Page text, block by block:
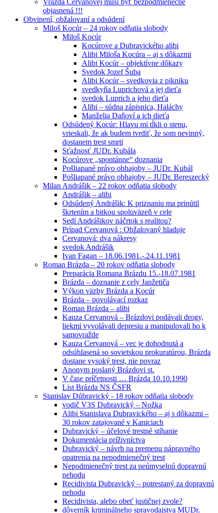
objasnená !!!
Obvinení, obžalovaní a odsúdení
Miloš Kocúr – 24 rokov odňatia slobody
Miloš Kocúr
Kocúrove a Dubravického alibi
Alibi Miloša Kocúra – aj s dôkazmi
Alibi Kocúr – objektívne dôkazy
Svedok Jozef Šuba
Alibi Kocúr – svedkovia z pikniku
svedkyňa Luprichová a jej dieťa
svedok Luprich a jeho dieťa
Alibi – súdna zápisnica, Haláchy
Manželia Daňoví a ich dieťa
Odsúdený Kocúr: Hlavu mi tĺkli o stenu,
vrieskali, že ak budem tvrdiť, že som nevinný,
dostanem trest smrti
Sťažnosť JUDr. Kubála
Kocúrove „spontánne“ doznania
Pošliapané právo obhajoby – JUDr. Kubál
Pošliapané právo obhajoby – JUDr. Bereszecký
Milan Andrášik – 22 rokov odňatia slobody
Andrášik – alibi
Odsúdený Andrášik: K priznaniu ma prinútil
škrtením a bitkou spoluväzeň v cele
Sedí Andrášikov náčrtok s realitou?
Prípad Cervanová : Obžalovaný hladuje
Cervanová: dva nákresy
svedok Andrášik
Ivan Fagan – 18.06.1981.-.24.11.1981
Roman Brázda – 20 rokov odňatia slobody
Preparácia Romana Brázdu 15.-18.07.1981
Brázda – doznanie z cely Janžetiča
Výkon väzby Brázda a Kocúr
Brázda – povolávací rozkaz
Roman Brázda – alibi
Kauza Cervanová – Brázdovi podávali drogy,
liekmi vyvolávali depresiu a manipulovali ho k
samovražde
Kauza Cervanová – vec je dohodnutá a
odsúhlasená so sovietskou prokuratúrou, Brázda
dostane vysoký trest, nie povraz
Anonym poslaný Brázdovi st.
V čase príčetnosti … Brázda 10.10.1990
List Brázda NS ČSFR
Stanislav Dúbravický - 18 rokov odňatia slobody
vodič V3S Dubravický – Nožka
Alibi Stanislava Dubravického – aj s dôkazmi –
30 rokov zatajované v Kaniciach
Dubravický – účelové trestné stíhanie
Dokumentácia príživníctva
Dubravický – návrh na premenu nápravného
opatrenia na nepodmienečný trest
Nepodmienečný trest za neúmyselnú dopravnú
nehodu
Recidivista Dubravický – potrestaný za dopravnú
nehodu
Recidivista, alebo obeť justičnej zvole?
dôverník kriminálneho spravodajstva MUDr.